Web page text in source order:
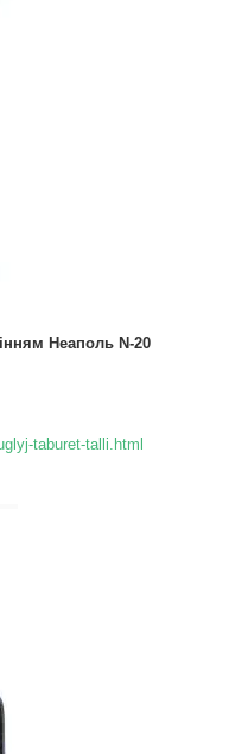
Неаполь N-20
taburet-talli.html